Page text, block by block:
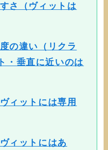
さ（ヴィットは
の違い（リクラ
・垂直に近いのは
ィットには専用
ィットにはあ